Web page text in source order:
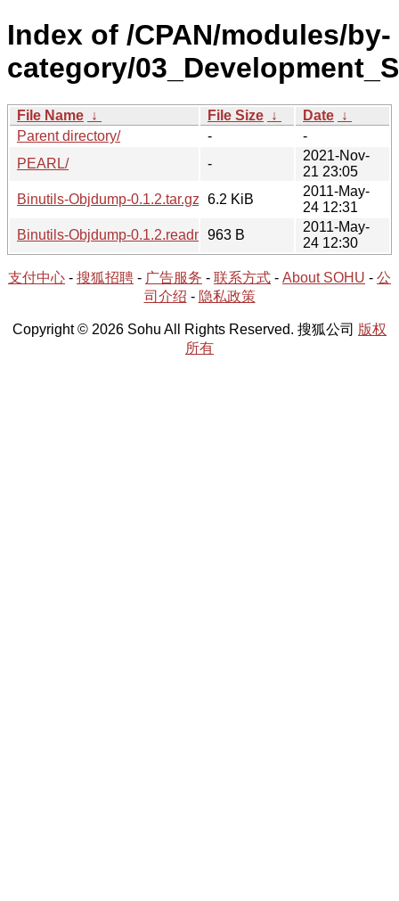
Index of /CPAN/modules/by-
category/
File Name ↓ File Size ↓ Date ↓
Parent directory/
-
-
PEARL/
-
2021-Nov-
21 23:05
Binutils-Objdump-0.1.2.tar.gz 6.2 KiB
2011-May-
24 12:31
Binutils-Objdump-0.1.2.readme963 B
2011-May-
24 12:30
支付中心 - 搜狐招聘 - 广告服务 - 联系方式 - About SOHU - 公
司介绍 - 隐私政策
Copyright © 2026 Sohu All Rights Reserved. 搜狐公司 版权
所有